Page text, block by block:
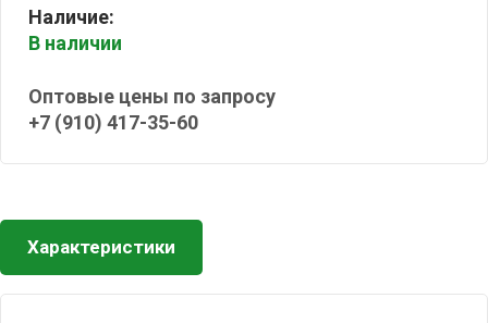
Наличие:
В наличии
Оптовые цены по запросу
+7 (910) 417-35-60
Характеристики